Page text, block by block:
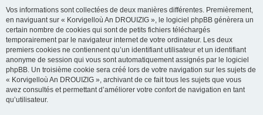
Vos informations sont collectées de deux manières différentes. Premièrement,
en naviguant sur « Korvigelloù An DROUIZIG », le logiciel phpBB génèrera un
certain nombre de cookies qui sont de petits fichiers téléchargés
temporairement par le navigateur internet de votre ordinateur. Les deux
premiers cookies ne contiennent qu’un identifiant utilisateur et un identifiant
anonyme de session qui vous sont automatiquement assignés par le logiciel
phpBB. Un troisième cookie sera créé lors de votre navigation sur les sujets de
« Korvigelloù An DROUIZIG », archivant de ce fait tous les sujets que vous
avez consultés et permettant d’améliorer votre confort de navigation en tant
qu’utilisateur.